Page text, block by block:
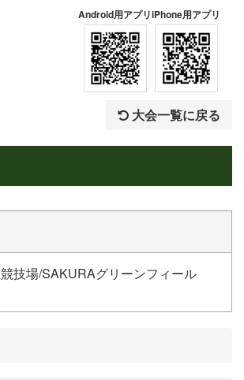
Android用アプリiPhone用アプリ
大会一覧に戻る
技場/SAKURAグリーンフィール